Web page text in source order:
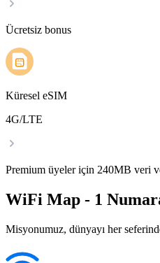
Ücretsiz bonus
Küresel eSIM
4G/LTE
Premium üyeler için 240MB veri
WiFi Map - 1
Misyonumuz, dünyayı her